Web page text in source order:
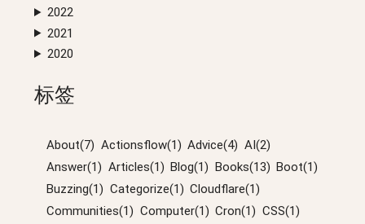
2022
2021
2020
标签
About(7) Actionsflow(1) Advice(4) AI(2)
Answer(1) Articles(1) Blog(1) Books(13) Boot(1)
Buzzing(1) Categorize(1) Cloudflare(1)
Communities(1) Computer(1) Cron(1) CSS(1)